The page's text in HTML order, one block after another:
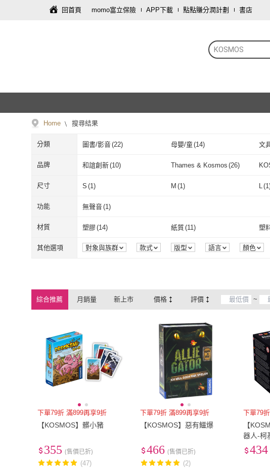
回首頁 momo富立保險 APP下載 點點賺分潤計劃 書店
KOSMOS
Home 搜尋結果
分類 圖書/影音(22) 母嬰/童(14) 文
品牌 和誼創新(10) Thames & Kosmos (26)
和誼創新 Thames & Kosmos
尺寸 S (1) M (1) L (1
S(1)
功能 無聲音(1)
無聲音
材質 塑膠(14) 紙質(11) 塑
聚酯纖維(1)
塑膠(14) 紙質 )
其他選項 對象與族群 款式 版型 語言 顏色
綜合推薦 月銷量 新上市 價格 評價 ~
下單79折 滿899再享9折
【KOSMOS】髒小豬
355 (售價已折)
(47)
下單79折 滿899再享9折
【KOSMOS】惡有鱷爆
466 (售價已折)
(2)
下單79
【
器人-柯
434